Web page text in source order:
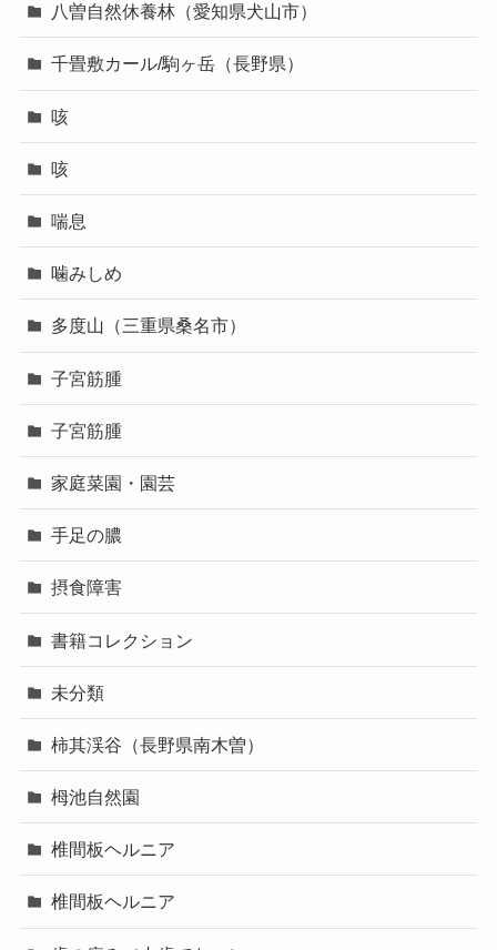
八曽自然休養林（愛知県犬山市）
千畳敷カール/駒ヶ岳（長野県）
咳
咳
喘息
噛みしめ
多度山（三重県桑名市）
子宮筋腫
子宮筋腫
家庭菜園・園芸
手足の膿
摂食障害
書籍コレクション
未分類
柿其渓谷（長野県南木曽）
栂池自然園
椎間板ヘルニア
椎間板ヘルニア